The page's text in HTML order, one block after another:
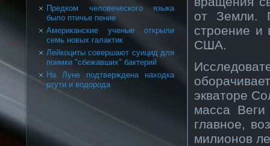
Предком человеческого языка
было птичье пение
Американские ученые открыли
семь новых галактик
Лейкоциты совершают суицид для
поимки "сбежавших" бактерий
На Луне подтверждена находка
ртути и водорода
от Земли.
строение и
США.
экваторе
масса
главное,
милионов